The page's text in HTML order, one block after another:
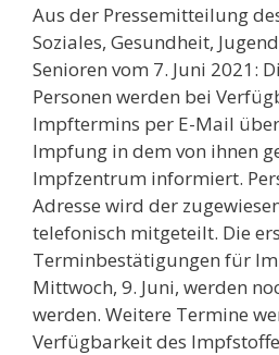
Aus der Pressemitteilung
Soziales, Gesundheit,
Senioren vom 7. Juni 2021:
Personen werden bei
Impftermins per E-Mail
Impfung in dem von ihnen
Impfzentrum informiert.
Adresse wird der
telefonisch mitgeteilt. Die
Terminbestätigungen für
Mittwoch, 9. Juni, werden
werden. Weitere Termine
Verfügbarkeit des